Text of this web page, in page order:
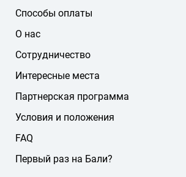
Способы оплаты
О нас
Сотрудничество
Интересные места
Партнерская программа
Условия и положения
FAQ
Первый раз на Бали?